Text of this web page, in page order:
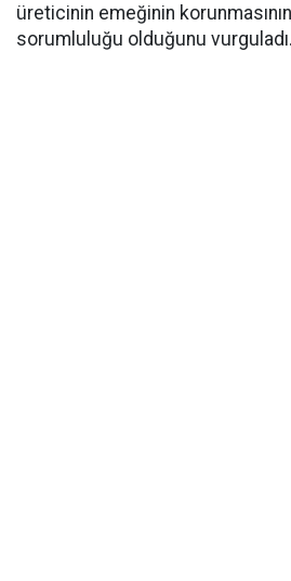
üreticinin emeğinin
sorumluluğu olduğunu vurguladı.